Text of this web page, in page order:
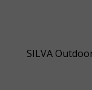
SILVA